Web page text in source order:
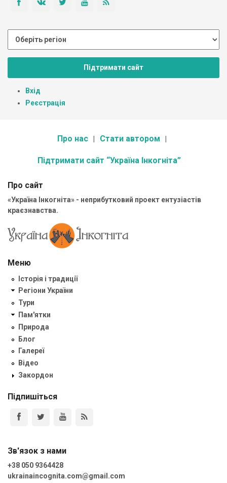
Підтримати сайт
Вхід
Реєстрація
Про нас Стати автором
Підтримати сайт “Україна Інкогніта”
Про сайт
«Україна Інкогніта» - неприбутковий проект ентузіастів
краєзнавства.
Меню
Історія і традиції
Регіони України
Тури
Пам'ятки
Природа
Блог
Галереї
Відео
Закордон
Підпишіться
Зв'язок з нами
+38 050 9364428
ukrainaincognita.com@gmail.com